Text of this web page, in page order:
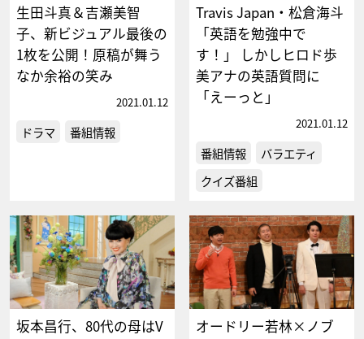
生田斗真＆吉瀬美智
子、新ビジュアル最後の
1枚を公開！原稿が舞う
なか余裕の笑み
2021.01.12
ドラマ 番組情報
Travis Japan・松倉海斗
「英語を勉強中で
す！」 しかしヒロド歩
美アナの英語質問に
「えーっと」
2021.01.12
番組情報
バラエティ
クイズ番組
坂本昌行、80代の母はV
オードリー若林×ノブ